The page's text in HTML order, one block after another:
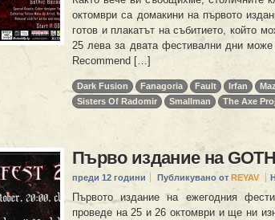
октомври са домакини на първото
готов и плакатът на събитието, който
25 лева за двата фестивални дни
Recommend […]
Dark Fusion Fanagoria Fault Irfan
Sisters Of Radomir
Smallman The Axe
Първо издание на
преди 12 години Публикувано от REYAV
Първото издание на ежегодния
проведе на 25 и 26 октомври и ще ни